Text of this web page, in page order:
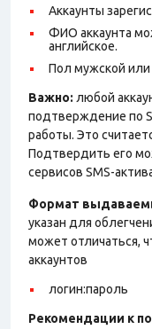
Аккаунты
ФИО аккаунта
английское.
Пол мужской или
Важно: любой
подтверждение по
работы. Это
Подтвердить его
сервисов SMS-
Формат
указан для
может отличаться,
аккаунтов
логин:пароль
Рекомендации к